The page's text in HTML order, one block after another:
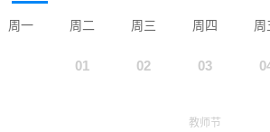
周一 周二 周三 周四 周
01 02 03
教师节